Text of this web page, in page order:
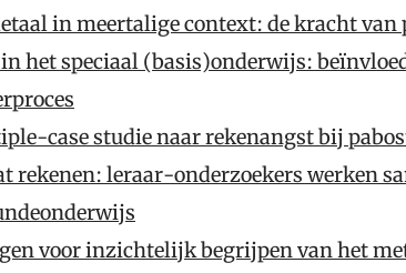
in meertalige context: de kracht van
in het speciaal (basis)onderwijs:
case studie naar rekenangst bij
rekenen: leraar-onderzoekers werken
voor inzichtelijk begrijpen van het